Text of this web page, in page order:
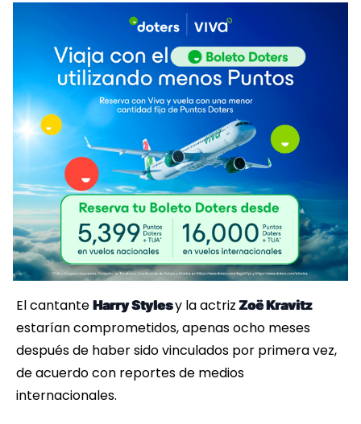
El cantante Harry Stylesy la actriz Zoë Kravitz
estarían comprometidos, apenas ocho meses
después de haber sido vinculados por primera vez,
de acuerdo con reportes de medios
internacionales.